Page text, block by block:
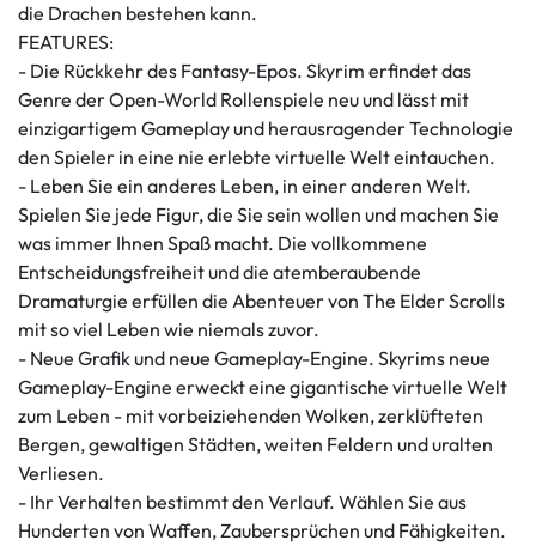
die Drachen bestehen kann.
FEATURES:
- Die Rückkehr des Fantasy-Epos. Skyrim erfindet das
Genre der Open-World Rollenspiele neu und lässt mit
einzigartigem Gameplay und herausragender Technologie
den Spieler in eine nie erlebte virtuelle Welt eintauchen.
- Leben Sie ein anderes Leben, in einer anderen Welt.
Spielen Sie jede Figur, die Sie sein wollen und machen Sie
was immer Ihnen Spaß macht. Die vollkommene
Entscheidungsfreiheit und die atemberaubende
Dramaturgie erfüllen die Abenteuer von The Elder Scrolls
mit so viel Leben wie niemals zuvor.
- Neue Grafik und neue Gameplay-Engine. Skyrims neue
Gameplay-Engine erweckt eine gigantische virtuelle Welt
zum Leben - mit vorbeiziehenden Wolken, zerklüfteten
Bergen, gewaltigen Städten, weiten Feldern und uralten
Verliesen.
- Ihr Verhalten bestimmt den Verlauf. Wählen Sie aus
Hunderten von Waffen, Zaubersprüchen und Fähigkeiten.